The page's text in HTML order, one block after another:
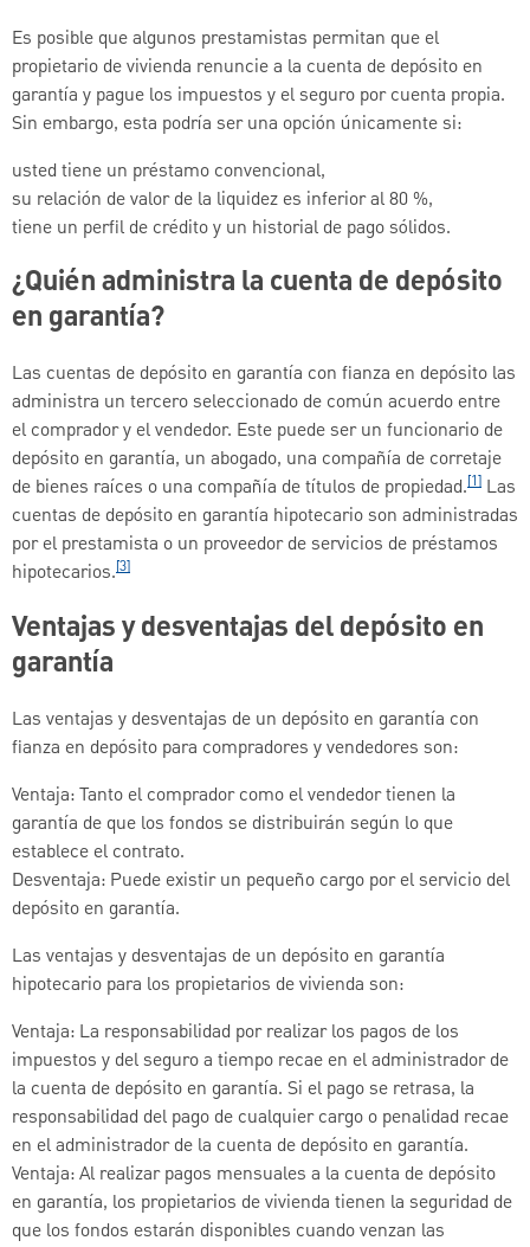
Es posible que algunos prestamistas permitan que el
propietario de vivienda renuncie a la cuenta de depósito en
garantía y pague los impuestos y el seguro por cuenta propia.
Sin embargo, esta podría ser una opción únicamente si:
usted tiene un préstamo convencional,
su relación de valor de la liquidez es inferior al 80 %,
tiene un perfil de crédito y un historial de pago sólidos.
¿Quién administra la cuenta de depósito
en garantía?
Las cuentas de depósito en garantía con fianza en depósito las
administra un tercero seleccionado de común acuerdo entre
el comprador y el vendedor. Este puede ser un funcionario de
depósito en garantía, un abogado, una compañía de corretaje
de bienes raíces o una compañía de títulos de propiedad.[1] Las
cuentas de depósito en garantía hipotecario son administradas
por el prestamista o un proveedor de servicios de préstamos
hipotecarios.[3]
Ventajas y desventajas del depósito en
garantía
Las ventajas y desventajas de un depósito en garantía con
fianza en depósito para compradores y vendedores son:
Ventaja: Tanto el comprador como el vendedor tienen la
garantía de que los fondos se distribuirán según lo que
establece el contrato.
Desventaja: Puede existir un pequeño cargo por el servicio del
depósito en garantía.
Las ventajas y desventajas de un depósito en garantía
hipotecario para los propietarios de vivienda son:
Ventaja: La responsabilidad por realizar los pagos de los
impuestos y del seguro a tiempo recae en el administrador de
la cuenta de depósito en garantía. Si el pago se retrasa, la
responsabilidad del pago de cualquier cargo o penalidad recae
en el administrador de la cuenta de depósito en garantía.
Ventaja: Al realizar pagos mensuales a la cuenta de depósito
en garantía, los propietarios de vivienda tienen la seguridad de
que los fondos estarán disponibles cuando venzan las